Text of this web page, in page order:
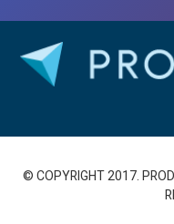
© COPYRIGHT 2017.